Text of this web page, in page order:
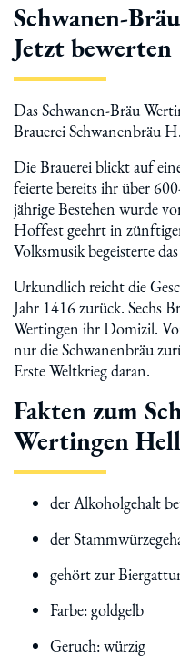
Schwanen-
Jetzt bewerten
Das Schwanen-Bräu
Brauerei Schwanenbräu
Die Brauerei blickt auf
feierte bereits ihr über
jährige Bestehen wurde
Hoffest geehrt in
Volksmusik begeisterte
Urkundlich reicht die
Jahr 1416 zurück. Sechs
Wertingen ihr Domizil.
nur die Schwanenbräu
Erste Weltkrieg daran.
Fakten zum
Wertingen Hell
der Alkoholgehalt
der
gehört zur
Farbe: goldgelb
Geruch: würzig